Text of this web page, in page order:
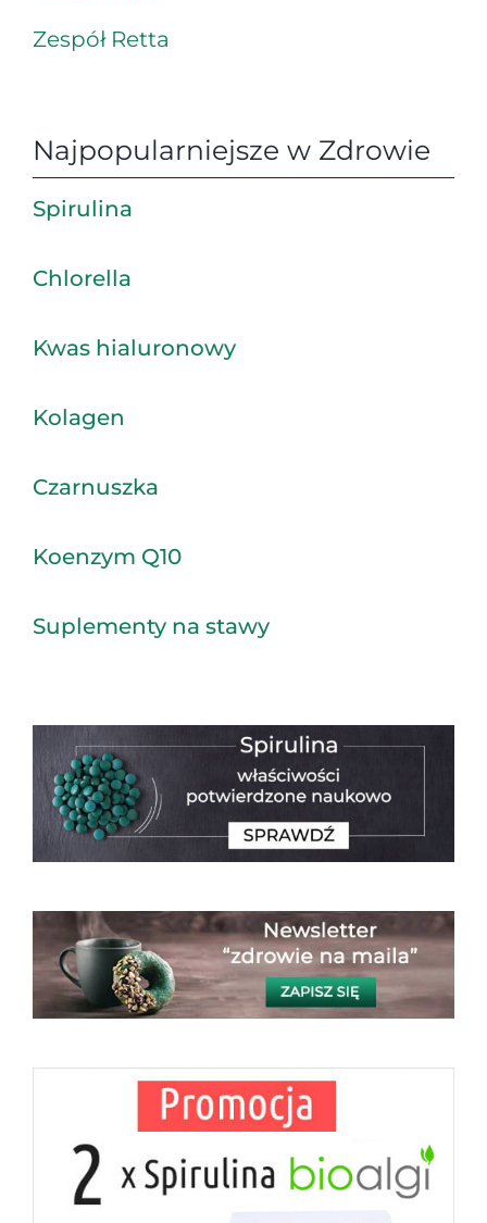
Zespół Retta
Najpopularniejsze w Zdrowie
Spirulina
Chlorella
Kwas hialuronowy
Kolagen
Czarnuszka
Koenzym Q10
Suplementy na stawy